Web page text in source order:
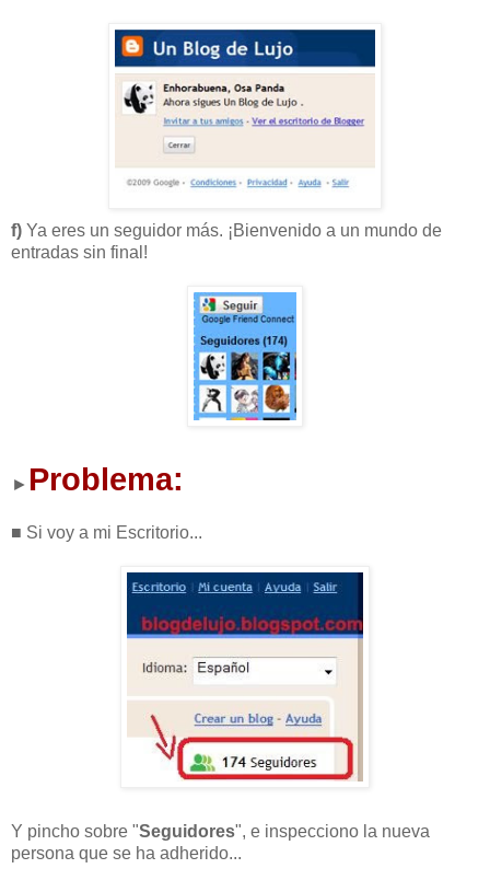
f) Ya eres un seguidor más. ¡Bienvenido a un mundo de
entradas sin final!
► Problema:
■ Si voy a mi Escritorio...
Y pincho sobre "Seguidores", e inspecciono la nueva
persona que se ha adherido...